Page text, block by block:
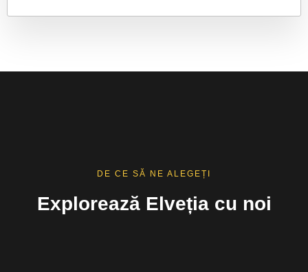
DE CE SĂ NE ALEGEȚI
Explorează Elveția cu noi